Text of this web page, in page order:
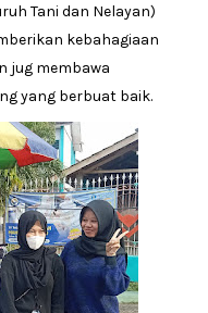
Tani dan Nelayan)
kebahagiaan
jug membawa
yang berbuat baik.